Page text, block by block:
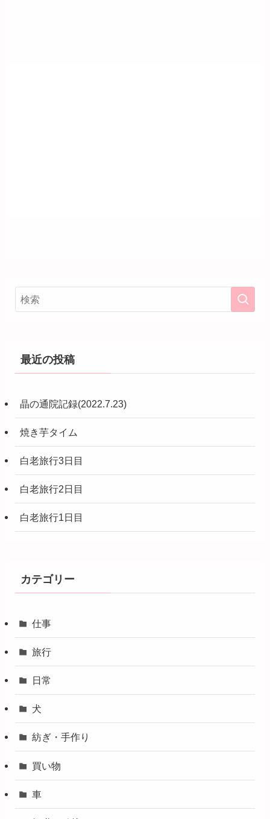
最近の投稿
晶の通院記録(2022.7.23)
焼き芋タイム
白老旅行3日目
白老旅行2日目
白老旅行1日目
カテゴリー
仕事
旅行
日常
犬
紡ぎ・手作り
買い物
車